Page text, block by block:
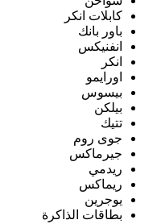
كابلات انكر
باور بانك
انفنيكس
انكر
اورايمو
بيسوس
بيلكن
تتيك
جوى روم
جيرماكس
ريدمي
ريماكس
يوجرين
بطاقات الذاكرة